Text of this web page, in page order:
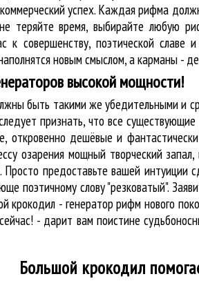
успех. Каждая рифма
теряйте время, выбирайте любую
совершенству, поэтической славе
новым смыслом, а карманы -
высокой мощности!
быть такими же убедительными и
признать, что все
дешёвые и
озарения мощный творческий запал,
предоставьте вашей интуиции
поэтичному слову "резковатый".
- генератор рифм нового
- дарит вам поистине
Большой крокодил